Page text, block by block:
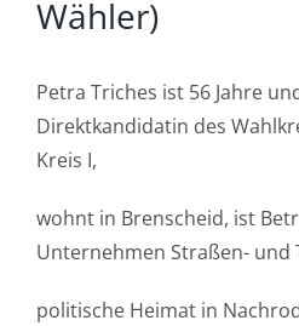
Wähler)
Petra Triches ist 56 Jahre
Direktkandidatin des
Kreis I,
wohnt in Brenscheid, ist
Unternehmen Straßen-
politische Heimat in